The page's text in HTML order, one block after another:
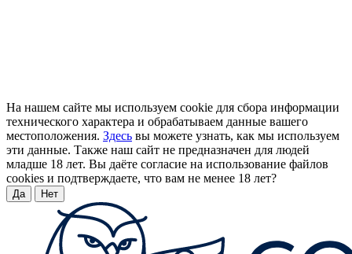
На нашем сайте мы используем cookie для сбора информации
технического характера и обрабатываем данные вашего
местоположения. Здесь вы можете узнать, как мы используем
эти данные. Также наш сайт не предназначен для людей
младше 18 лет. Вы даёте согласие на использование файлов
cookies и подтверждаете, что вам не менее 18 лет?
Да Нет